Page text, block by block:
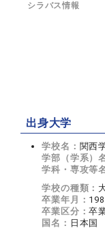
シラバス情報
出身大学
学校名： 関西
学部（学系）
学科・専攻等
学校の種類：
卒業年月：
卒業区分：卒
国名： 日本国